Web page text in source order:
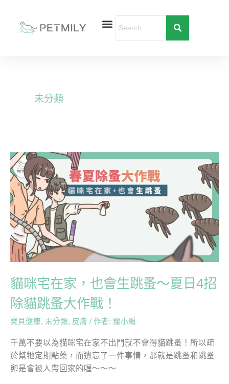
未分類
貓咪宅在家，也會生跳蚤～夏日4招
除貓跳蚤大作戰！
寶貝健康, 未分類, 皮膚 / 作者: 寵小編
千萬不要以為貓咪宅在家不出門就不會得貓跳蚤！所以疏
於幫牠定期點藥，而遺忘了一件事情，那就是跳蚤和跳蚤
卵是會被人帶回家的喔～～～
貓
咪
宅
在
家，
也
會
生
跳
～
夏
日
4
招
除
貓